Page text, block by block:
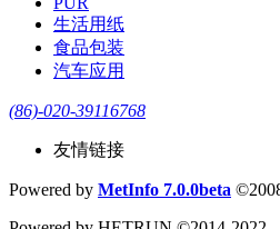
生活用纸
食品包装
汽车应用
(86)-020-39116768
友情链接
Powered by MetInfo 7.0.0beta